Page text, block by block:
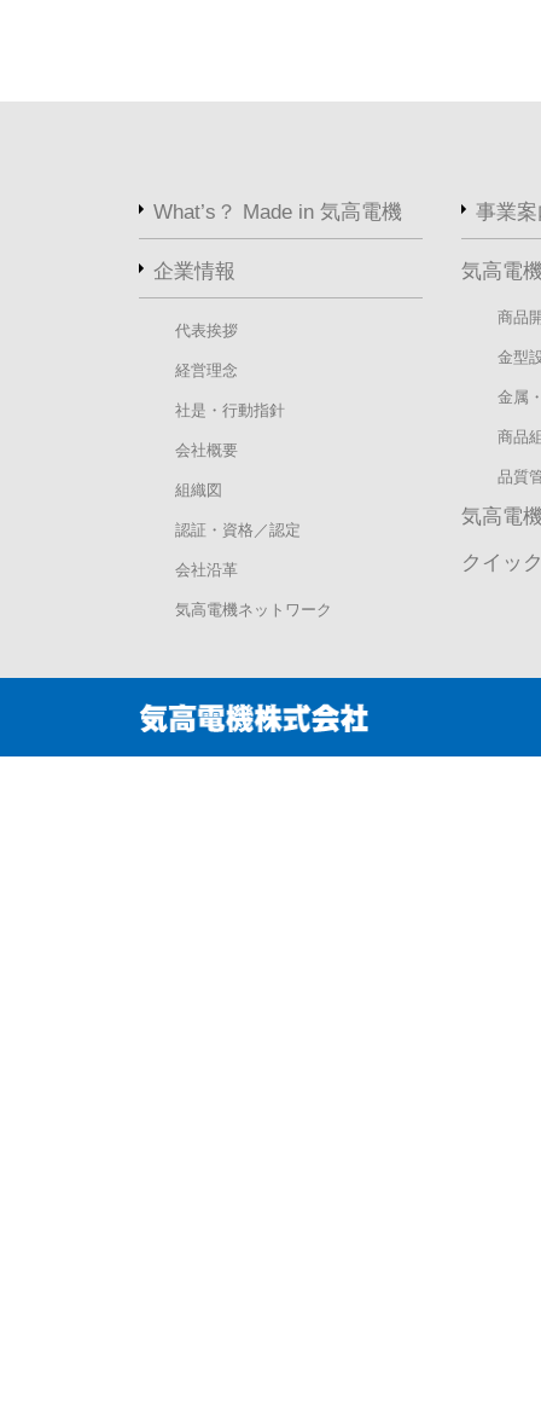
What’s？ Made in 気高電機
企業情報
代表挨拶
経営理念
社是・行動指針
会社概要
組織図
認証・資格／認定
会社沿革
気高電機ネットワーク
事業
気高電
商品
金型
金属
商品
品質
気高電
クイッ